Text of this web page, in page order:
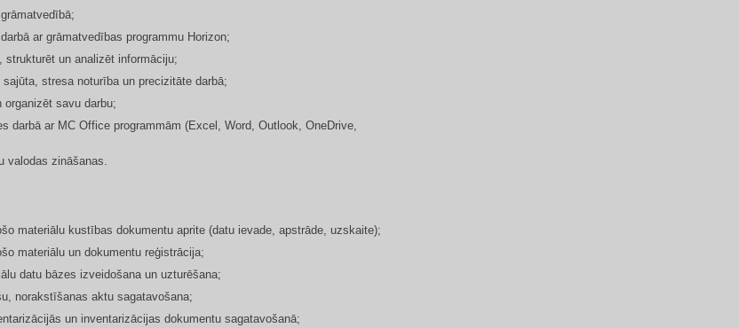
ar grāmatvedības programmu Horizon;
strukturēt un analizēt informāciju;
stresa noturība un precizitāte darbā;
savu darbu;
darbā ar MC Office programmām (Excel, Word, Outlook, OneDrive,
valodas zināšanas.
materiālu kustības dokumentu aprite (datu ievade, apstrāde, uzskaite);
materiālu un dokumentu reģistrācija;
datu bāzes izveidošana un uzturēšana;
norakstīšanas aktu sagatavošana;
un inventarizācijas dokumentu sagatavošanā;